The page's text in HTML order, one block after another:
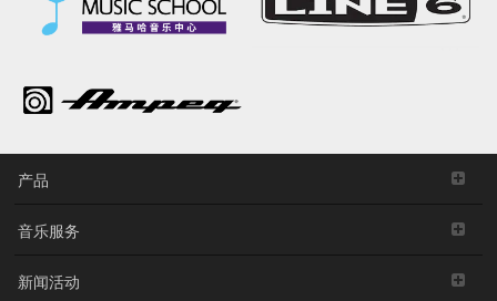
产品
音乐服务
新闻活动